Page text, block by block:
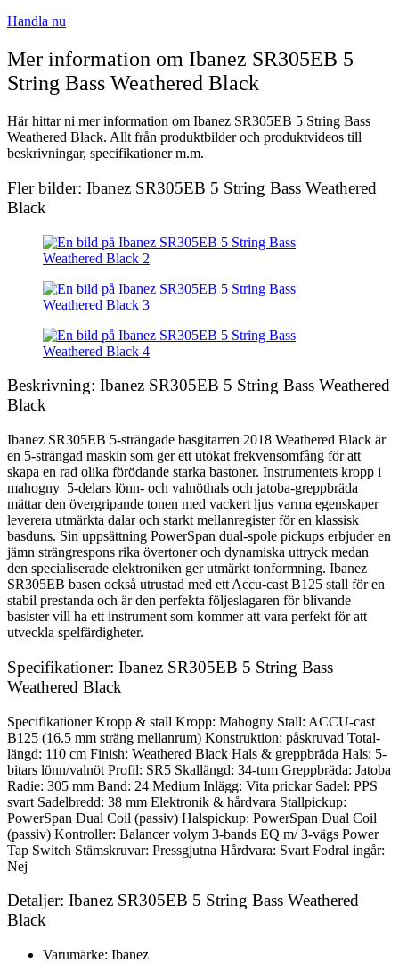
Handla nu
Mer information om Ibanez SR305EB 5
String Bass Weathered Black
Här hittar ni mer information om Ibanez SR305EB 5 String Bass
Weathered Black. Allt från produktbilder och produktvideos till
beskrivningar, specifikationer m.m.
Fler bilder: Ibanez SR305EB 5 String Bass Weathered
Black
Beskrivning: Ibanez SR305EB 5 String Bass Weathered
Black
Ibanez SR305EB 5-strängade basgitarren 2018 Weathered Black är
en 5-strängad maskin som ger ett utökat frekvensomfång för att
skapa en rad olika förödande starka bastoner. Instrumentets kropp i
mahogny 5-delars lönn- och valnöthals och jatoba-greppbräda
mättar den övergripande tonen med vackert ljus varma egenskaper
leverera utmärkta dalar och starkt mellanregister för en klassisk
basduns. Sin uppsättning PowerSpan dual-spole pickups erbjuder en
jämn strängrespons rika övertoner och dynamiska uttryck medan
den specialiserade elektroniken ger utmärkt tonformning. Ibanez
SR305EB basen också utrustad med ett Accu-cast B125 stall för en
stabil prestanda och är den perfekta följeslagaren för blivande
basister vill ha ett instrument som kommer att vara perfekt för att
utveckla spelfärdigheter.
Specifikationer: Ibanez SR305EB 5 String Bass
Weathered Black
Specifikationer Kropp & stall Kropp: Mahogny Stall: ACCU-cast
B125 (16.5 mm sträng mellanrum) Konstruktion: påskruvad Total-
längd: 110 cm Finish: Weathered Black Hals & greppbräda Hals: 5-
bitars lönn/valnöt Profil: SR5 Skallängd: 34-tum Greppbräda: Jatoba
Radie: 305 mm Band: 24 Medium Inlägg: Vita prickar Sadel: PPS
svart Sadelbredd: 38 mm Elektronik & hårdvara Stallpickup:
PowerSpan Dual Coil (passiv) Halspickup: PowerSpan Dual Coil
(passiv) Kontroller: Balancer volym 3-bands EQ m/ 3-vägs Power
Tap Switch Stämskruvar: Pressgjutna Hårdvara: Svart Fodral ingår:
Nej
Detaljer: Ibanez SR305EB 5 String Bass Weathered
Black
Varumärke: Ibanez